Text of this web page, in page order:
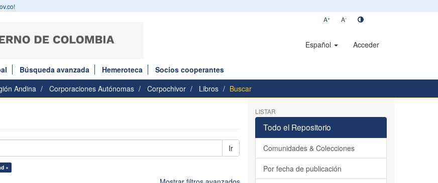
A+ A-
Español Acceder
Búsqueda avanzada Hemeroteca
Socios cooperantes
Andina Corporaciones Autónomas Corpochivor Libros Buscar
Ir
×
LISTAR
Todo el Repositorio
Comunidades & Colecciones
Por fecha de publicación